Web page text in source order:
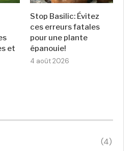
et
Stop Basilic: Évitez
ces erreurs fatales
pour une plante
épanouie!
4 août 2026
(4)